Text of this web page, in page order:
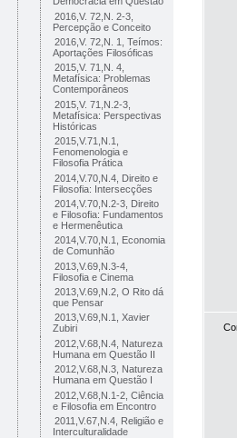
2016,V. 72,N. 2-3,
Percepção e Conceito
2016,V. 72,N. 1, Teímos:
Aportações Filosóficas
2015,V. 71,N. 4,
Metafísica: Problemas
Contemporâneos
2015,V. 71,N.2-3,
Metafísica: Perspectivas
Históricas
2015,V.71,N.1,
Fenomenologia e
Filosofia Prática
2014,V.70,N.4, Direito e
Filosofia: Intersecções
2014,V.70,N.2-3, Direito
e Filosofia: Fundamentos
e Hermenêutica
2014,V.70,N.1, Economia
de Comunhão
2013,V.69,N.3-4,
Filosofia e Cinema
2013,V.69,N.2, O Rito dá
que Pensar
2013,V.69,N.1, Xavier
Zubiri
2012,V.68,N.4, Natureza
Humana em Questão II
2012,V.68,N.3, Natureza
Humana em Questão I
2012,V.68,N.1-2, Ciência
e Filosofia em Encontro
2011,V.67,N.4, Religião e
Interculturalidade